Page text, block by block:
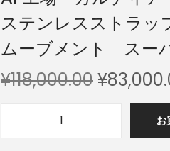
ステンレスストラ
ムーブメント スー
¥118,000.00¥
お